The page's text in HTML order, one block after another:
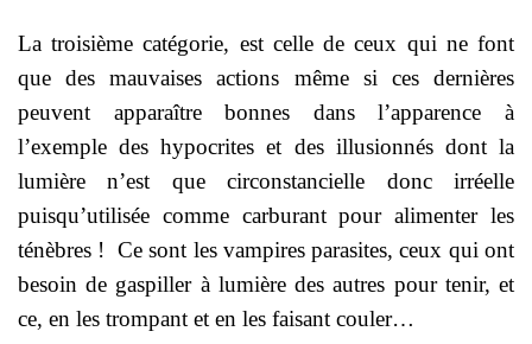
La troisième catégorie, est celle de ceux qui ne font
que des mauvaises actions même si ces dernières
peuvent apparaître bonnes dans l’apparence à
l’exemple des hypocrites et des illusionnés dont la
lumière n’est que circonstancielle donc irréelle
puisqu’utilisée comme carburant pour alimenter les
ténèbres ! Ce sont les vampires parasites, ceux qui ont
besoin de gaspiller à lumière des autres pour tenir, et
ce, en les trompant et en les faisant couler…